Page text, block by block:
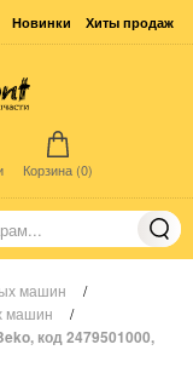
Новинки Хиты продаж
Корзина (0)
машин
/
машин
/
код 2479501000,